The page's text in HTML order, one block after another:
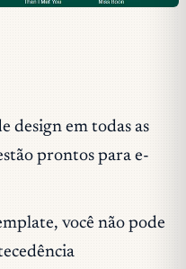
design em todas as
prontos para e-
você não pode